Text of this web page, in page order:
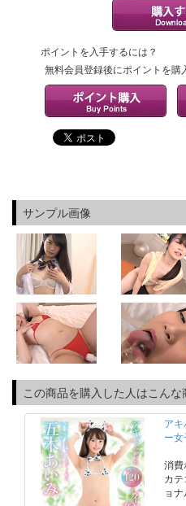
ポイントを入手するには？
無料会員登録後にポイントを購
サンプル画像
この商品を購入した人はこん
ア
ー
消
カ
ョ